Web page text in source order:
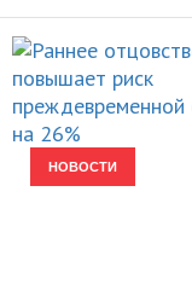
НОВОСТИ